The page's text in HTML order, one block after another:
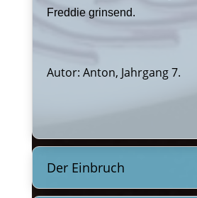
Freddie grinsend.
Autor: Anton, Jahrgang 7.
Der Einbruch